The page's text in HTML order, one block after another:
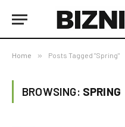
Home » Posts Tagged "Spring"
BROWSING: SPRING